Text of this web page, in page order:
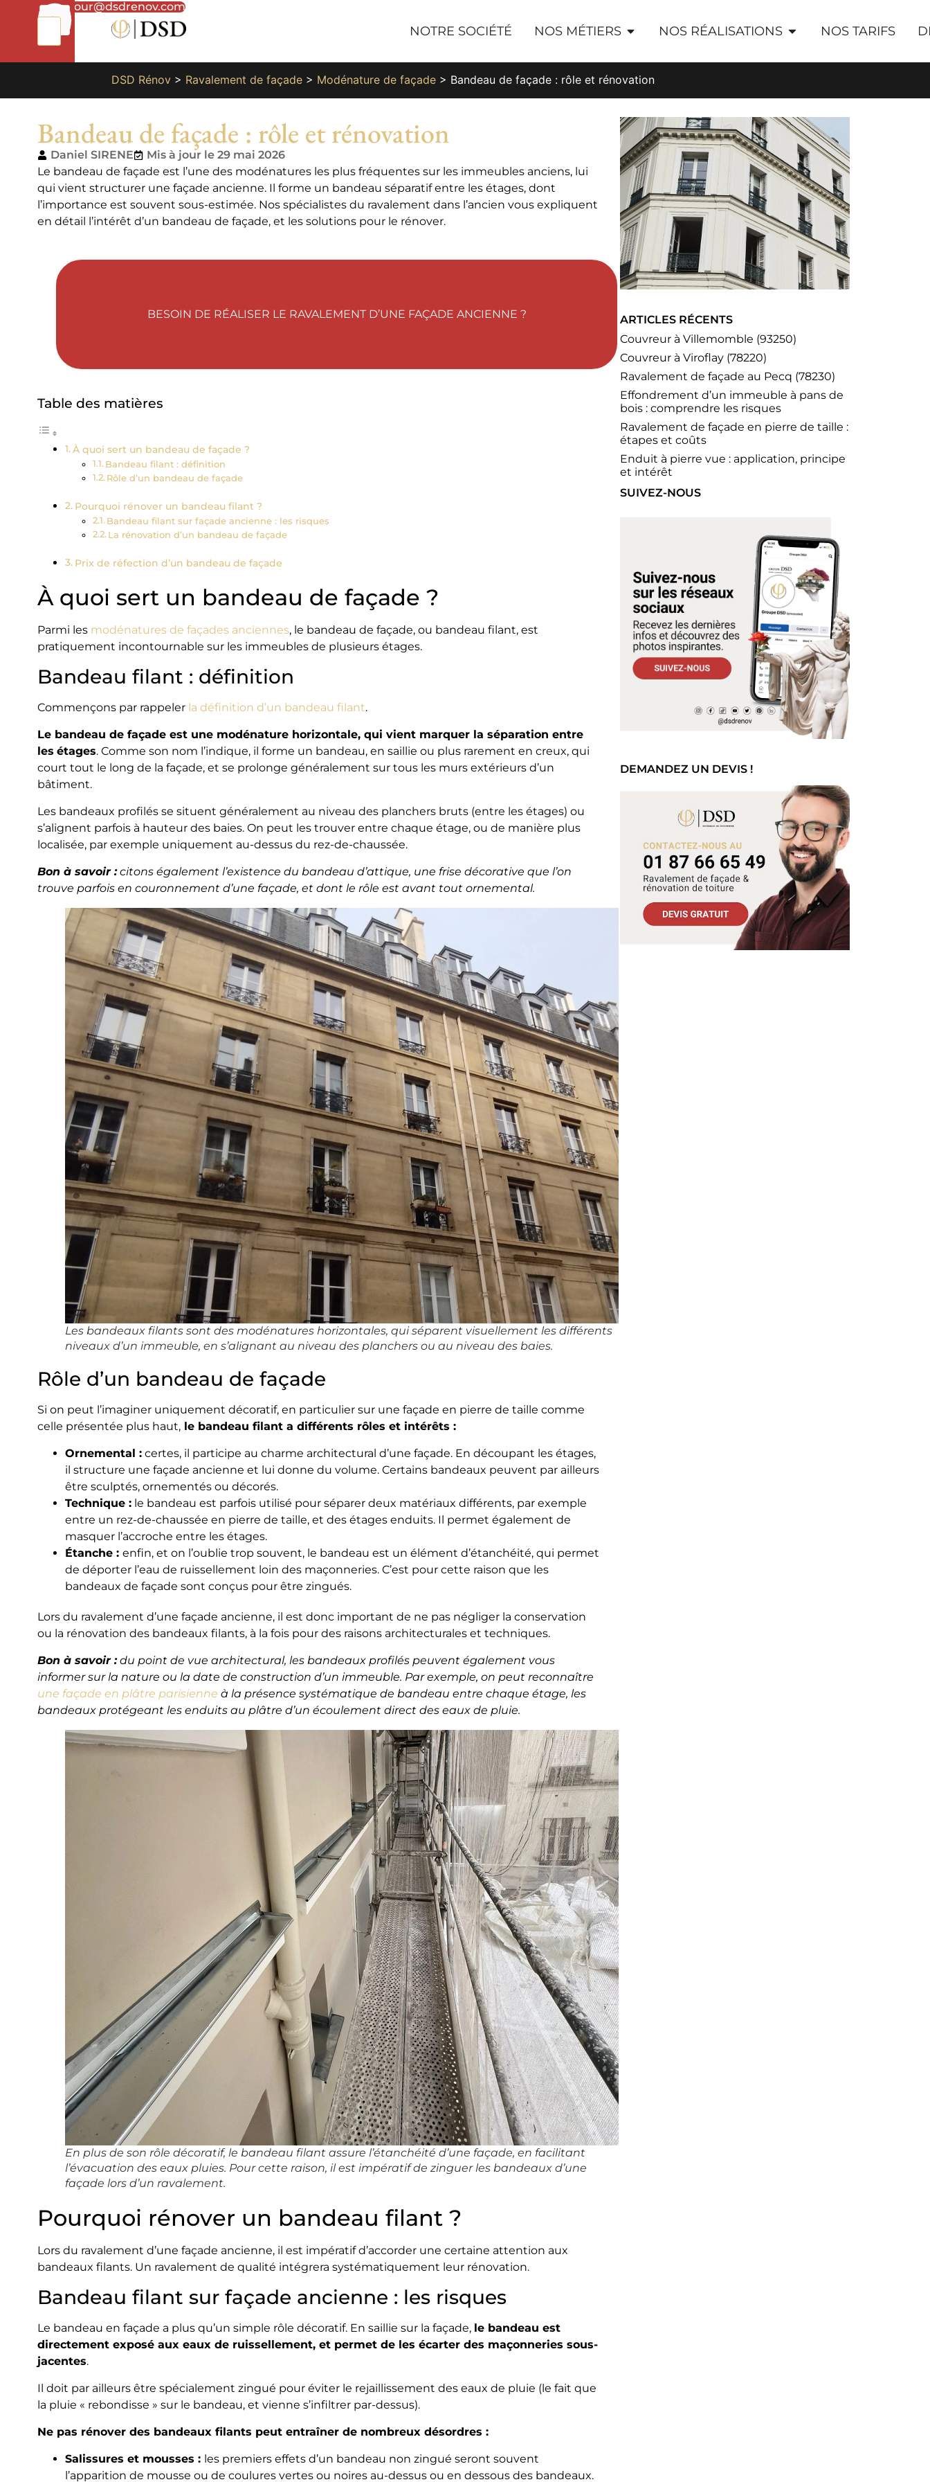
01
87
65
49
bonjour@dsdrenov.com
NOTRE SOCIÉTÉ NOS MÉTIERS NOS RÉALISATIONS NOS TARIFS
DSD Rénov > Ravalement de façade > Modénature de façade > Bandeau de façade : rôle et rénovation
Bandeau de façade : rôle et rénovation
Daniel SIRENE
Mis à jour le 29 mai 2026
Le bandeau de façade est l’une des modénatures les plus fréquentes sur les immeubles anciens, lui
qui vient structurer une façade ancienne. Il forme un bandeau séparatif entre les étages, dont
l’importance est souvent sous-estimée. Nos spécialistes du ravalement dans l’ancien vous expliquent
en détail l’intérêt d’un bandeau de façade, et les solutions pour le rénover.
BESOIN DE RÉALISER LE RAVALEMENT D’UNE FAÇADE ANCIENNE ?
Table des matières
À quoi sert un bandeau de façade ?
Bandeau filant : définition
Rôle d’un bandeau de façade
Pourquoi rénover un bandeau filant ?
Bandeau filant sur façade ancienne : les risques
La rénovation d’un bandeau de façade
Prix de réfection d’un bandeau de façade
À quoi sert un bandeau de façade ?
Parmi les modénatures de façades anciennes, le bandeau de façade, ou bandeau filant, est
pratiquement incontournable sur les immeubles de plusieurs étages.
Bandeau filant : définition
Commençons par rappeler la définition d’un bandeau filant.
Le bandeau de façade est une modénature horizontale, qui vient marquer la séparation entre
les étages. Comme son nom l’indique, il forme un bandeau, en saillie ou plus rarement en creux, qui
court tout le long de la façade, et se prolonge généralement sur tous les murs extérieurs d’un
bâtiment.
Les bandeaux profilés se situent généralement au niveau des planchers bruts (entre les étages) ou
s’alignent parfois à hauteur des baies. On peut les trouver entre chaque étage, ou de manière plus
localisée, par exemple uniquement au-dessus du rez-de-chaussée.
Bon à savoir :citons également l’existence du bandeau d’attique, une frise décorative que l’on
trouve parfois en couronnement d’une façade, et dont le rôle est avant tout ornemental.
Les bandeaux filants sont des modénatures horizontales, qui séparent visuellement les différents
niveaux d’un immeuble, en s’alignant au niveau des planchers ou au niveau des baies.
Rôle d’un bandeau de façade
Si on peut l’imaginer uniquement décoratif, en particulier sur une façade en pierre de taille comme
celle présentée plus haut,le bandeau filant a différents rôles et intérêts :
Ornemental :certes, il participe au charme architectural d’une façade. En découpant les étages,
il structure une façade ancienne et lui donne du volume. Certains bandeaux peuvent par ailleurs
être sculptés, ornementés ou décorés.
Technique :le bandeau est parfois utilisé pour séparer deux matériaux différents, par exemple
entre un rez-de-chaussée en pierre de taille, et des étages enduits. Il permet également de
masquer l’accroche entre les étages.
Étanche : enfin, et on l’oublie trop souvent, le bandeau est un élément d’étanchéité, qui permet
de déporter l’eau de ruissellement loin des maçonneries. C’est pour cette raison que les
bandeaux de façade sont conçus pour être zingués.
Lors du ravalement d’une façade ancienne, il est donc important de ne pas négliger la conservation
ou la rénovation des bandeaux filants, à la fois pour des raisons architecturales et techniques.
Bon à savoir :du point de vue architectural, les bandeaux profilés peuvent également vous
informer sur la nature ou la date de construction d’un immeuble. Par exemple, on peut reconnaître
une façade en plâtre parisienne à la présence systématique de bandeau entre chaque étage, les
bandeaux protégeant les enduits au plâtre d’un écoulement direct des eaux de pluie.
En plus de son rôle décoratif, le bandeau filant assure l’étanchéité d’une façade, en facilitant
l’évacuation des eaux pluies. Pour cette raison, il est impératif de zinguer les bandeaux d’une
façade lors d’un ravalement.
Pourquoi rénover un bandeau filant ?
Lors du ravalement d’une façade ancienne, il est impératif d’accorder une certaine attention aux
bandeaux filants. Un ravalement de qualité intégrera systématiquement leur rénovation.
Bandeau filant sur façade ancienne : les risques
Le bandeau en façade a plus qu’un simple rôle décoratif. En saillie sur la façade, le bandeau est
directement exposé aux eaux de ruissellement, et permet de les écarter des maçonneries sous-
jacentes.
Il doit par ailleurs être spécialement zingué pour éviter le rejaillissement des eaux de pluie (le fait que
la pluie « rebondisse » sur le bandeau, et vienne s’infiltrer par-dessus).
Ne pas rénover des bandeaux filants peut entraîner de nombreux désordres :
Salissures et mousses : les premiers effets d’un bandeau non zingué seront souvent
l’apparition de mousse ou de coulures vertes ou noires au-dessus ou en dessous des bandeaux.
ARTICLES RÉCENTS
Couvreur à Villemomble (93250)
Couvreur à Viroflay (78220)
Ravalement de façade au Pecq (78230)
Effondrement d’un immeuble à pans de
bois : comprendre les risques
Ravalement de façade en pierre de taille :
étapes et coûts
Enduit à pierre vue : application, principe
et intérêt
SUIVEZ-NOUS
DEMANDEZ UN DEVIS !